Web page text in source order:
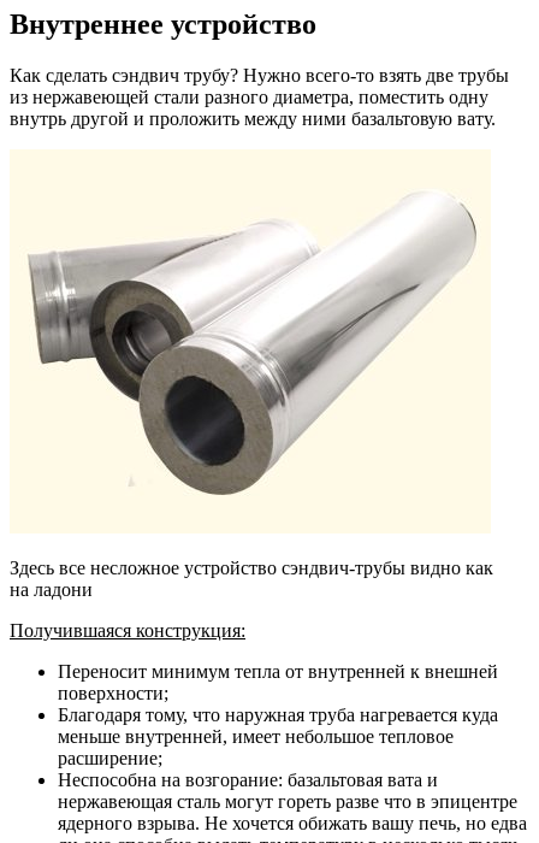
Внутреннее устройство
Как сделать сэндвич трубу? Нужно всего-то взять две трубы
из нержавеющей стали разного диаметра, поместить одну
внутрь другой и проложить между ними базальтовую вату.
Здесь все несложное устройство сэндвич-трубы видно как
на ладони
Получившаяся конструкция:
Переносит минимум тепла от внутренней к внешней
поверхности;
Благодаря тому, что наружная труба нагревается куда
меньше внутренней, имеет небольшое тепловое
расширение;
Неспособна на возгорание: базальтовая вата и
нержавеющая сталь могут гореть разве что в эпицентре
ядерного взрыва. Не хочется обижать вашу печь, но едва